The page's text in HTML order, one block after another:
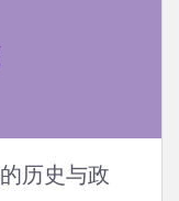
历史与政